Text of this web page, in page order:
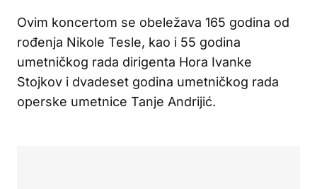
Ovim koncertom se obeležava 165 godina od
rođenja Nikole Tesle, kao i 55 godina
umetničkog rada dirigenta Hora Ivanke
Stojkov i dvadeset godina umetničkog rada
operske umetnice Tanje Andrijić.